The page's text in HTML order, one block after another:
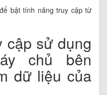
bật tính năng truy cập từ
sử dụng
chủ bên
dữ liệu của